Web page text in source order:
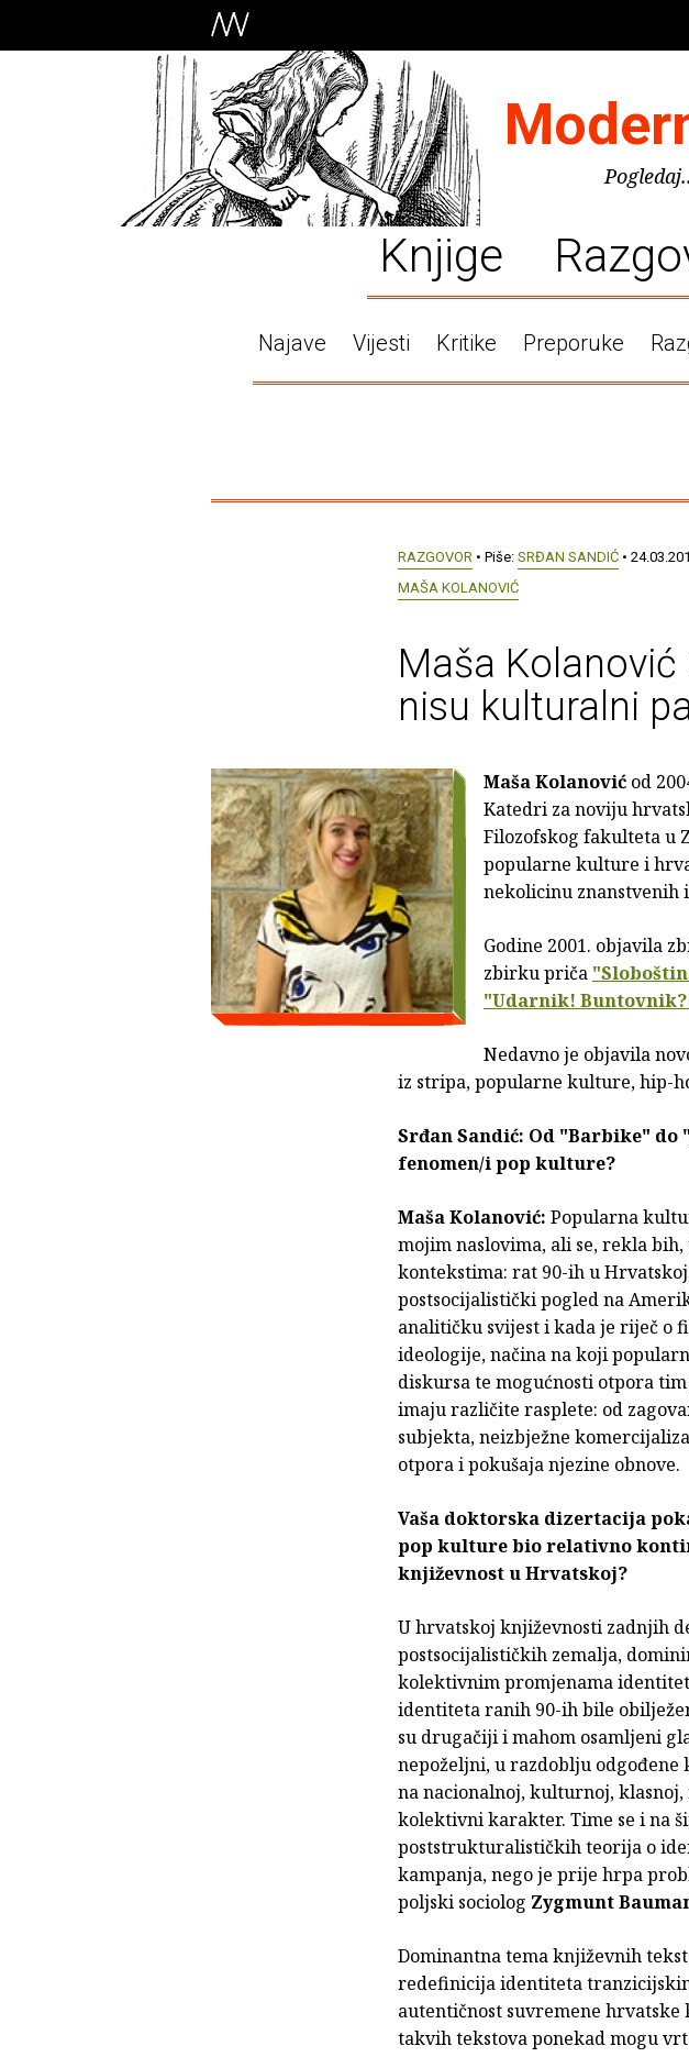
Knjige
Najave Vijesti Kritike Preporuke
RAZGOVOR • Piše: SRĐAN SANDIĆ •
MAŠA KOLANOVIĆ
Maša
nisu kulturalni
Maša Kolanović od
Katedri za noviju
Filozofskog fakulteta u
popularne kulture i
nekolicinu znanstvenih
Godine 2001. objavila
zbirku priča
"Udarnik! Buntovnik?
Nedavno je objavila
iz stripa, popularne kulture, hip-
Srđan Sandić: Od "Barbike"
fenomen/i pop kulture?
Maša Kolanović: Popularna
mojim naslovima, ali se, rekla
kontekstima: rat 90-ih u
postsocijalistički pogled na
analitičku svijest i kada je riječ o
ideologije, načina na koji
diskursa te mogućnosti otpora
imaju različite rasplete: od
subjekta, neizbježne
otpora i pokušaja njezine obnove.
Vaša doktorska dizertacija
pop kulture bio relativno
književnost u Hrvatskoj?
U hrvatskoj književnosti zadnjih
postsocijalističkih zemalja,
kolektivnim promjenama
identiteta ranih 90-ih bile
su drugačiji i mahom osamljeni
nepoželjni, u razdoblju
na nacionalnoj, kulturnoj,
kolektivni karakter. Time se i na
poststrukturalističkih teorija o
kampanja, nego je prije hrpa
poljski sociolog Zygmunt
Dominantna tema književnih
redefinicija identiteta
autentičnost suvremene hrvatske
takvih tekstova ponekad mogu